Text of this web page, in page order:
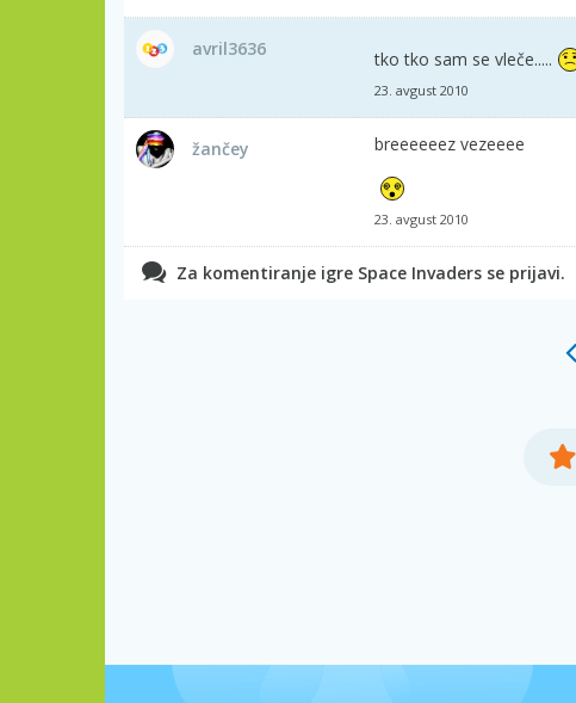
avril3636 tko tko sam se vleče.....
23. avgust 2010
žančey breeeeeez vezeeee
23. avgust 2010
Za komentiranje igre Space Invaders se prijavi.